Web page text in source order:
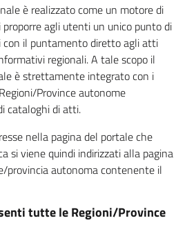
è realizzato come un motore di
proporre agli utenti un unico punto di
con il puntamento diretto agli atti
regionali. A tale scopo il
è strettamente integrato con i
Province autonome
cataloghi di atti.
nella pagina del portale che
si viene quindi indirizzati alla pagina
provincia autonoma contenente il
tutte le Regioni/Province